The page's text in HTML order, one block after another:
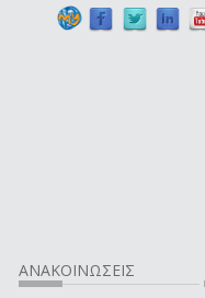
ΑΝΑΚΟΙΝΩΣΕΙΣ